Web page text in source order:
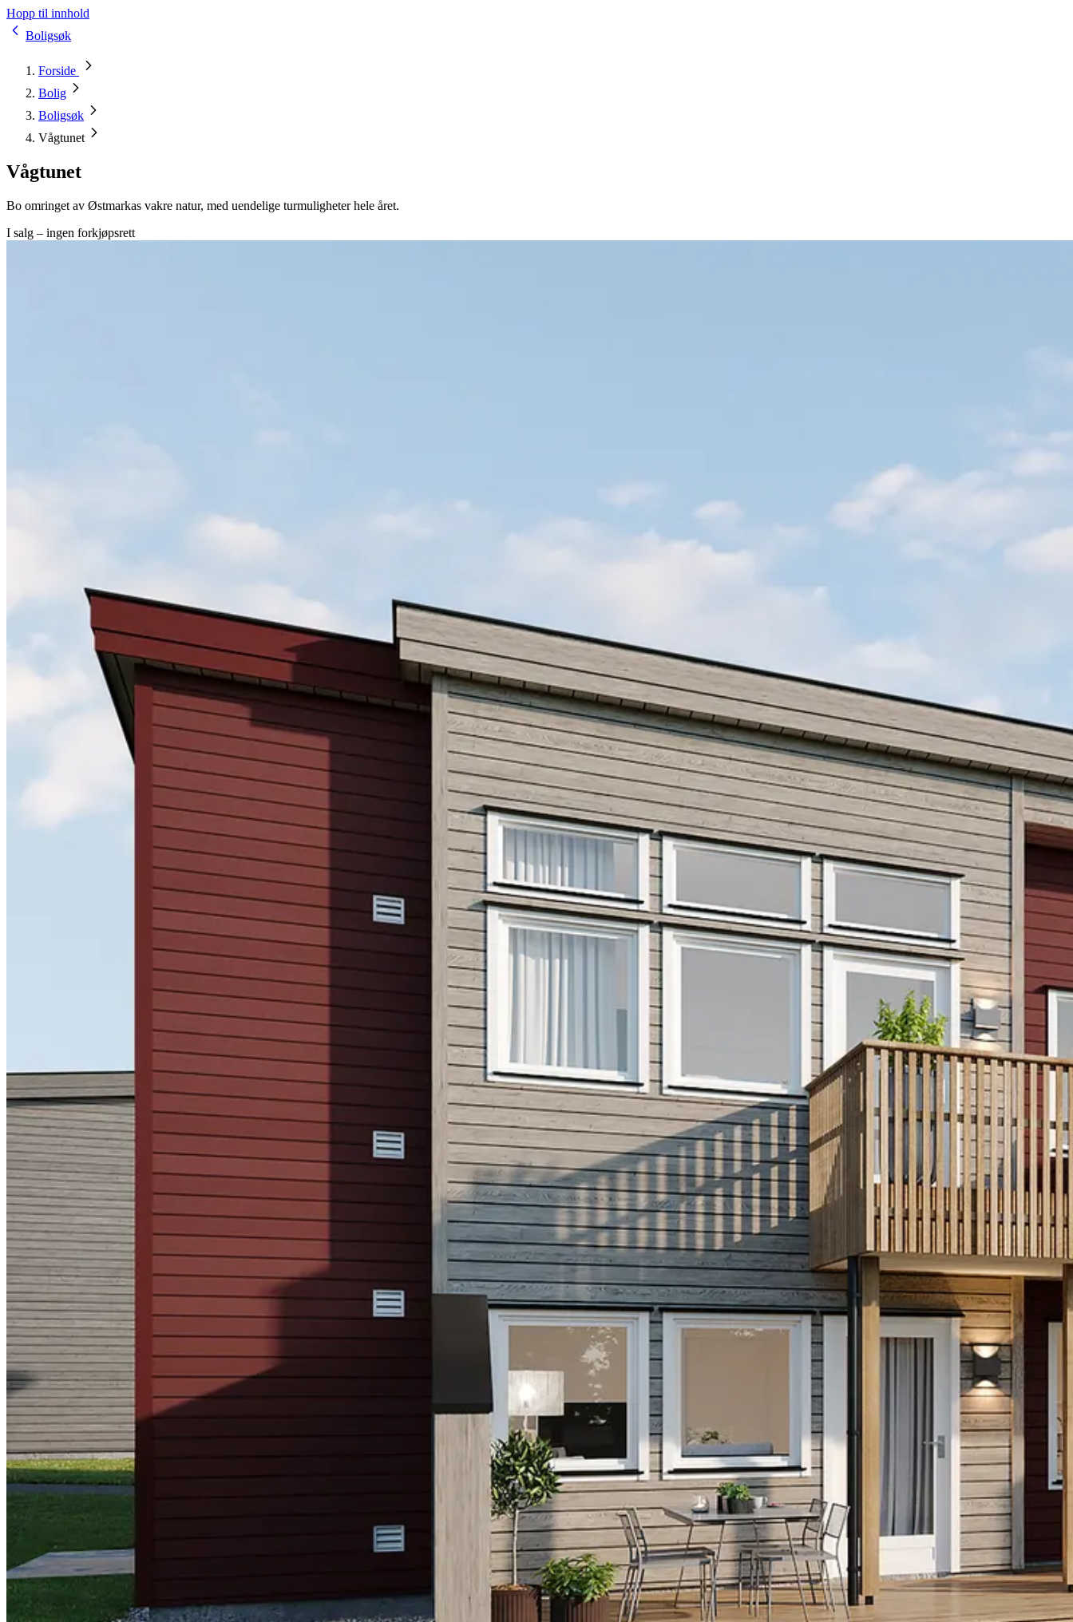
Hopp til innhold
Boligsøk
Forside
Bolig
Boligsøk
Vågtunet
Vågtunet
Bo omringet av Østmarkas vakre natur, med uendelige turmuligheter hele året.
I salg – ingen forkjøpsrett